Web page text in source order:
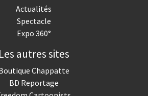
Actualités
Spectacle
Expo 360°
Les autres sites
Chappatte
BD Reportage